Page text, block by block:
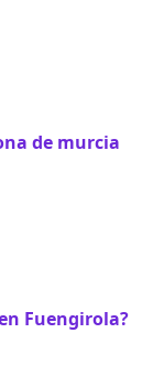
de murcia
Fuengirola?